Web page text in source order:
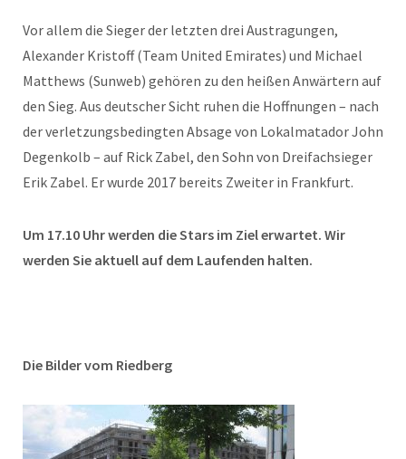
Vor allem die Sieger der letzten drei Austragungen,
Alexander Kristoff (Team United Emirates) und Michael
Matthews (Sunweb) gehören zu den heißen Anwärtern auf
den Sieg. Aus deutscher Sicht ruhen die Hoffnungen – nach
der verletzungsbedingten Absage von Lokalmatador John
Degenkolb – auf Rick Zabel, den Sohn von Dreifachsieger
Erik Zabel. Er wurde 2017 bereits Zweiter in Frankfurt.
Um 17.10 Uhr werden die Stars im Ziel erwartet. Wir
werden Sie aktuell auf dem Laufenden halten.
Die Bilder vom Riedberg